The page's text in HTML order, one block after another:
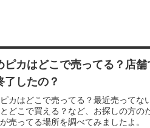
ピカはどこで売ってる？店
了したの？
カはどこで売ってる？最近売ってな
どこで買える？など、お探しの方の
売ってる場所を調べてみましたよ。